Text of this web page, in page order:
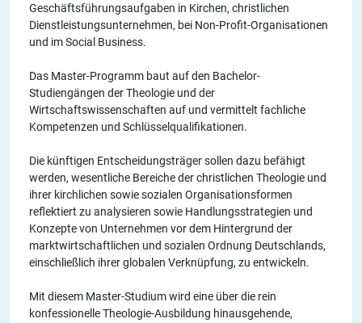
Geschäftsführungsaufgaben in Kirchen, christlichen
Dienstleistungsunternehmen, bei Non-Profit-Organisationen
und im Social Business.
Das Master-Programm baut auf den Bachelor-
Studiengängen der Theologie und der
Wirtschaftswissenschaften auf und vermittelt fachliche
Kompetenzen und Schlüsselqualifikationen.
Die künftigen Entscheidungsträger sollen dazu befähigt
werden, wesentliche Bereiche der christlichen Theologie und
ihrer kirchlichen sowie sozialen Organisationsformen
reflektiert zu analysieren sowie Handlungsstrategien und
Konzepte von Unternehmen vor dem Hintergrund der
marktwirtschaftlichen und sozialen Ordnung Deutschlands,
einschließlich ihrer globalen Verknüpfung, zu entwickeln.
Mit diesem Master-Studium wird eine über die rein
konfessionelle Theologie-Ausbildung hinausgehende,